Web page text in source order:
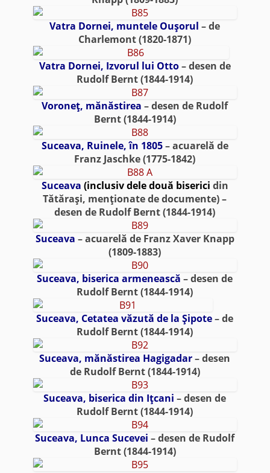
Vatra Dornei, muntele Ouşorul – de
Charlemont (1820-1871)
Vatra Dornei, Izvorul lui Otto– desen de
Rudolf Bernt (1844-1914)
Voroneţ, mănăstirea – desen de Rudolf
Bernt (1844-1914)
Suceava, Ruinele, în 1805– acuarelă de
Franz Jaschke (1775-1842)
Suceava (inclusiv dele două biserici din
Tătăraşi, menţionate de documente) –
desen de Rudolf Bernt (1844-1914)
Suceava – acuarelă de Franz Xaver Knapp
(1809-1883)
Suceava, biserica armenească – desen de
Rudolf Bernt (1844-1914)
Suceava, Cetatea văzută de la Şipote– de
Rudolf Bernt (1844-1914)
Suceava, mănăstirea Hagigadar– desen
de Rudolf Bernt (1844-1914)
Suceava, biserica din Iţcani – desen de
Rudolf Bernt (1844-1914)
Suceava, Lunca Sucevei – desen de Rudolf
Bernt (1844-1914)